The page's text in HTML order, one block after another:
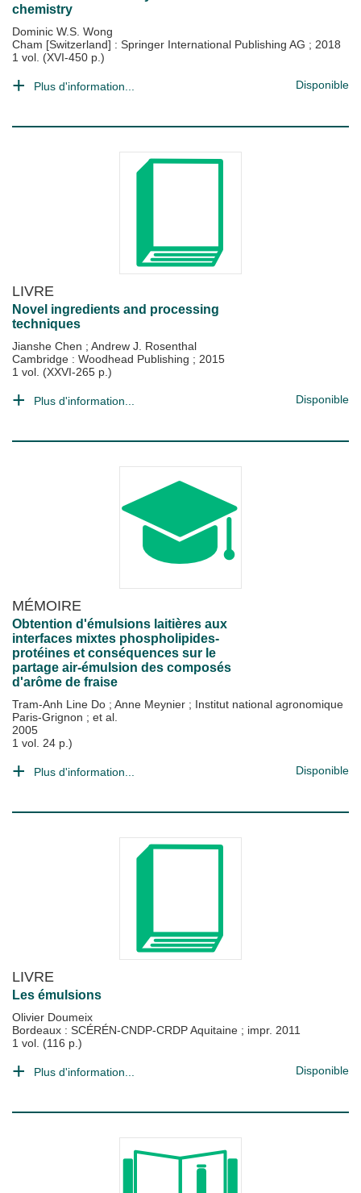
chemistry
Dominic W.S. Wong
Cham [Switzerland] : Springer International Publishing AG ; 2018
1 vol. (XVI-450 p.)
Plus d'information... Disponible
LIVRE
Novel ingredients and processing
techniques
Jianshe Chen ; Andrew J. Rosenthal
Cambridge : Woodhead Publishing ; 2015
1 vol. (XXVI-265 p.)
Plus d'information... Disponible
MÉMOIRE
Obtention d'émulsions laitières aux
interfaces mixtes phospholipides-
protéines et conséquences sur le
partage air-émulsion des composés
d'arôme de fraise
Tram-Anh Line Do ; Anne Meynier ; Institut national agronomique
Paris-Grignon ; et al.
2005
1 vol. 24 p.)
Plus d'information... Disponible
LIVRE
Les émulsions
Olivier Doumeix
Bordeaux : SCÉRÉN-CNDP-CRDP Aquitaine ; impr. 2011
1 vol. (116 p.)
Plus d'information... Disponible